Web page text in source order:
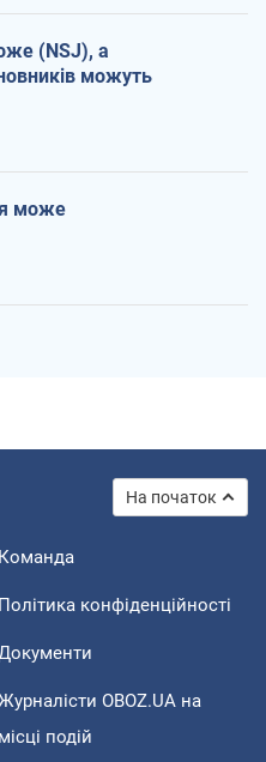
(NSJ), а
можуть
може
На початок
Команда
Політика конфіденційності
OBOZ.UA на
місці подій